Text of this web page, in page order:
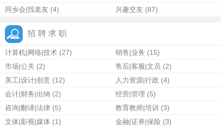
同乡会|找老友 (4) 兴趣交友 (87)
招聘求职
计算机|网络|技术 (27) 销售|业务 (15)
市场|公关 (2) 售后|客服|文员 (2)
美工|设计|创意 (12) 人力资源|行政 (4)
会计|财务|出纳 (2) 经营|管理 (5)
咨询|翻译|法律 (5) 教育教师|培训 (3)
文体|影视|媒体 (1) 金融|证券|保险 (3)